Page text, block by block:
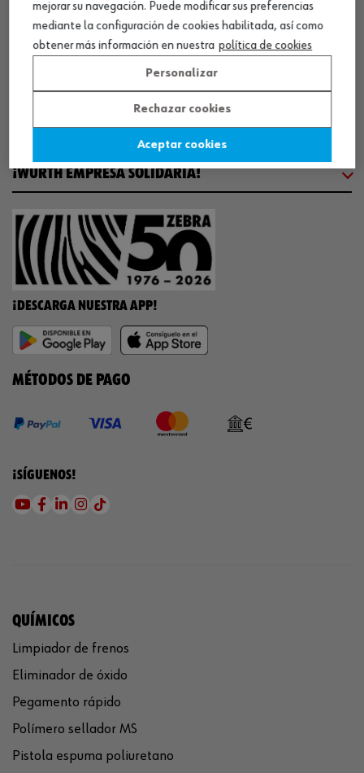
COMUNICACIÓN
¡WÜRTH EMPRESA SOLIDARIA!
¡DESCARGA NUESTRA APP!
MÉTODOS DE PAGO
¡SÍGUENOS!
QUÍMICOS
Limpiador de frenos
Eliminador de óxido
Pegamento rápido
Polímero sellador MS
Pistola espuma poliuretano
mejorar su navegación. Puede modificar sus preferencias
mediante la configuración de cookies habilitada, así como
obtener más información en nuestra política de cookies
Personalizar
Rechazar cookies
Aceptar cookies